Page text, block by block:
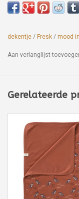
dekentje / Fresk / mood
Aan verlanglijst
Gerelateerde